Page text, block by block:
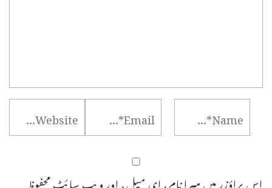
اس براؤزر میں میرا نام، ای میل، اور ویب سائٹ محفوظ